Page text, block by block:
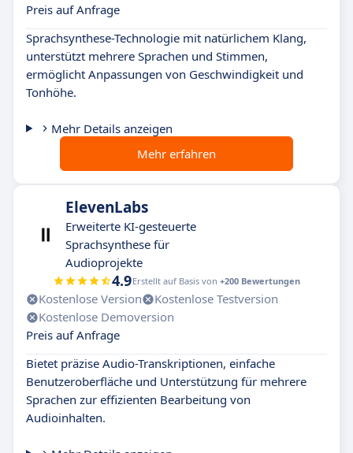
Preis auf Anfrage
Sprachsynthese-Technologie mit natürlichem Klang,
unterstützt mehrere Sprachen und Stimmen,
ermöglicht Anpassungen von Geschwindigkeit und
Tonhöhe.
Mehr Details anzeigen
Mehr erfahren
ElevenLabs
Erweiterte KI-gesteuerte
Sprachsynthese für
Audioprojekte
4.9Erstellt auf Basis von +200 Bewertungen
Kostenlose Version
Kostenlose Testversion
Kostenlose Demoversion
Preis auf Anfrage
Bietet präzise Audio-Transkriptionen, einfache
Benutzeroberfläche und Unterstützung für mehrere
Sprachen zur effizienten Bearbeitung von
Audioinhalten.